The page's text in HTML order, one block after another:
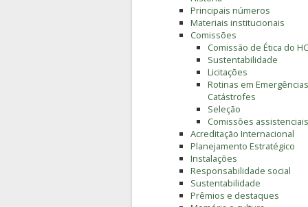
Principais números
Materiais institucionais
Comissões
Comissão de Ética do
Sustentabilidade
Licitações
Rotinas em
Catástrofes
Seleção
Comissões assistenciais
Acreditação Internacional
Planejamento Estratégico
Instalações
Responsabilidade social
Sustentabilidade
Prêmios e destaques